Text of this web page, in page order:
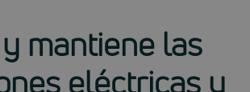
y mantiene las
eléctricas y